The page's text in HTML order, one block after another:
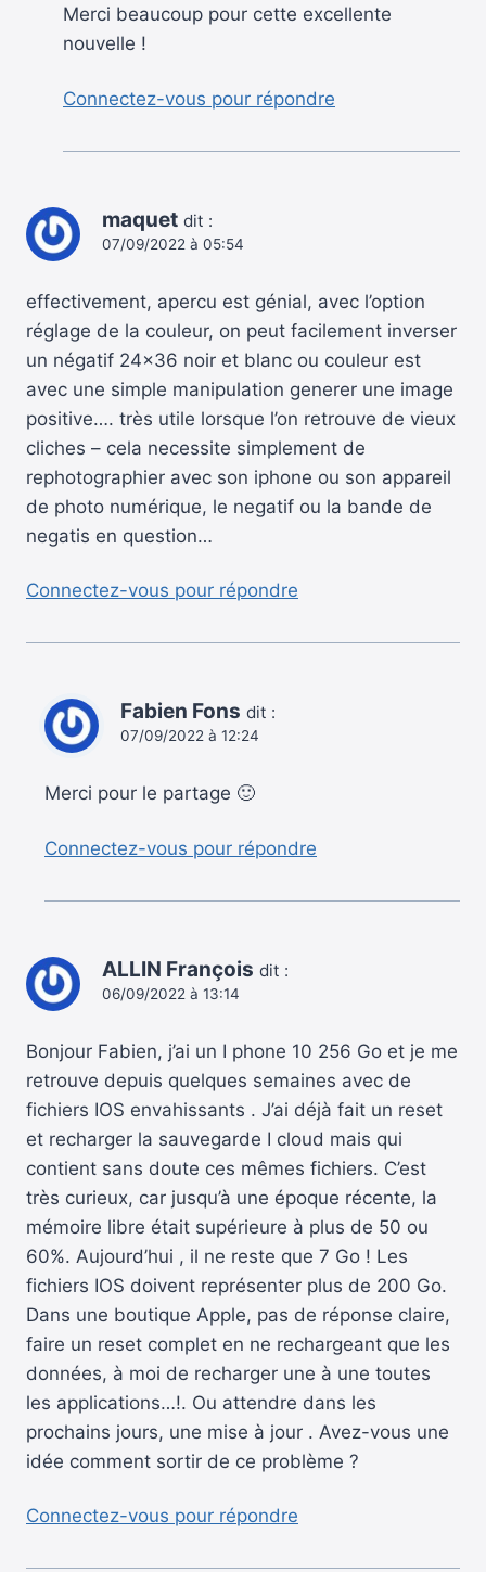
Merci beaucoup pour cette excellente
nouvelle !
Connectez-vous pour répondre
maquet dit :
07/09/2022 à 05:54
effectivement, apercu est génial, avec l’option
réglage de la couleur, on peut facilement inverser
un négatif 24×36 noir et blanc ou couleur est
avec une simple manipulation generer une image
positive…. très utile lorsque l’on retrouve de vieux
cliches – cela necessite simplement de
rephotographier avec son iphone ou son appareil
de photo numérique, le negatif ou la bande de
negatis en question…
Connectez-vous pour répondre
Fabien Fons dit :
07/09/2022 à 12:24
Merci pour le partage 🙂
Connectez-vous pour répondre
ALLIN François dit :
06/09/2022 à 13:14
Bonjour Fabien, j’ai un I phone 10 256 Go et je me
retrouve depuis quelques semaines avec de
fichiers IOS envahissants . J’ai déjà fait un reset
et recharger la sauvegarde I cloud mais qui
contient sans doute ces mêmes fichiers. C’est
très curieux, car jusqu’à une époque récente, la
mémoire libre était supérieure à plus de 50 ou
60%. Aujourd’hui , il ne reste que 7 Go ! Les
fichiers IOS doivent représenter plus de 200 Go.
Dans une boutique Apple, pas de réponse claire,
faire un reset complet en ne rechargeant que les
données, à moi de recharger une à une toutes
les applications…!. Ou attendre dans les
prochains jours, une mise à jour . Avez-vous une
idée comment sortir de ce problème ?
Connectez-vous pour répondre